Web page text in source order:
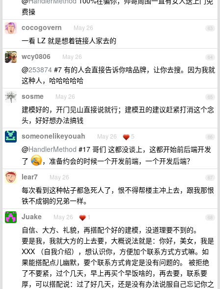
费操
63
cocogovern May 26
一看 LZ 就是想着链接人家去的
64
wcy0806 May 26
@253874 #7 有的人会直接告诉你啥品牌，让你去搜。因为我就
这种人，哈哈哈哈哈
65
sosme May 26
建模好的，开门见山直接说就行；建模丑的建议赶紧打消这个念
头，好好想办法搞钱
66
someonelikeyouah May 26 5
@HandlerMethod #17 哥们 这都没谈上，这都开始前后端开发
了
，准备约会的时候一个开发前端，一个开发后端？
67
lear7 May 26
每次看到这种帖子都急死人了，恨不得帮楼主冲上去，跟我那恨
铁不成钢的兄弟一样。
68
Juake May 26 1
自信、大方、礼貌，再搭配个好的建模，没道理要不到的。
要是我，我就大方的上去要，大概说法就是：你好，美女，我是
XXX （自我介绍），想认识你，方便加个联系方式方式嘛。如
果能搭配点儿幽默，要个联系方式肯定是没有问题的。 被拒绝
了不要紧，过个几天，早上再买个早饭啥的，再去要，联系要
厚，可以搭配说：过了好几天，还是没有办法说服自己忘记你之